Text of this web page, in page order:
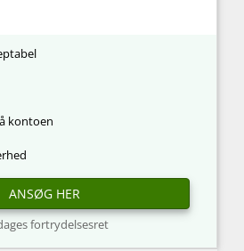
kontoen
ANSØG HER
fortrydelsesret